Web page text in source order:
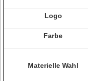
Logo
Farbe
Materielle Wahl